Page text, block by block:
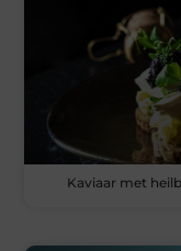
Kaviaar met